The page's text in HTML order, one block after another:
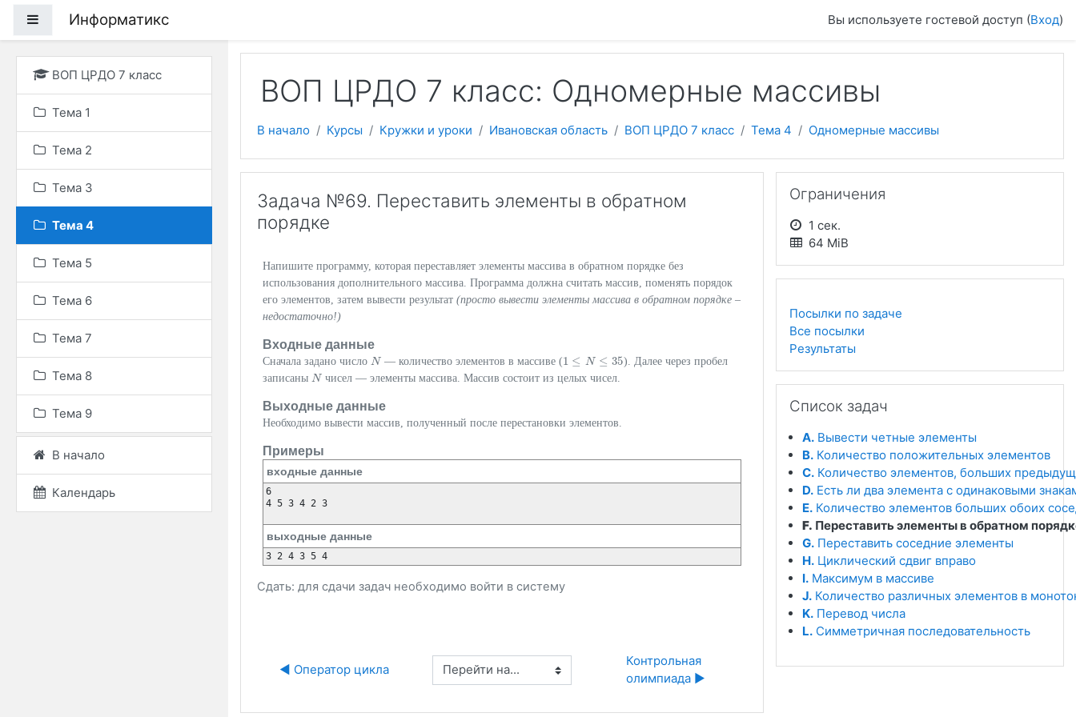
Боковая панель
Информатикс Вы используете гостевой доступ (Вход)
ВОП ЦРДО 7 класс
Тема 1
Тема 2
Тема 3
Тема 4
Тема 5
Тема 6
Тема 7
Тема 8
Тема 9
В начало
Календарь
ВОП ЦРДО 7 класс: Одномерные массивы
В начало Курсы Кружки и уроки Ивановская область ВОП ЦРДО 7 класс Тема 4 Одномерные массивы
Задача №69. Переставить элементы в обратном
порядке
Напишите программу, которая переставляет элементы массива в обратном порядке без
использования дополнительного массива. Программа должна считать массив, поменять порядок
его элементов, затем вывести результат (просто вывести элементы массива в обратном порядке –
недостаточно!)
Входные данные
Сначала задано число N
N — количество элементов в массиве (1 ≤ N ≤ 35
1 ≤N ≤35
). Далее через пробел
записаны N
N чисел — элементы массива. Массив состоит из целых чисел.
Выходные данные
Необходимо вывести массив, полученный после перестановки элементов.
Примеры
входные данные
6
4 5 3 4 2 3
выходные данные
Сдать: для сдачи задач необходимо войти в систему
◀︎ Оператор цикла Перейти на...
Контрольная
олимпиада ▶︎
Ограничения
1 сек.
64 MiB
Посылки по задаче
Все посылки
Результаты
Список задач
A. Вывести четные элементы
B. Количество положительных элементов
C. Количество элементов, больших
D. Есть ли два элемента с одинаковыми
E. Количество элементов больших обоих
F. Переставить элементы в обратном
G. Переставить соседние элементы
H. Циклический сдвиг вправо
I. Максимум в массиве
J. Количество различных элементов в
K. Перевод числа
L. Симметричная последовательность